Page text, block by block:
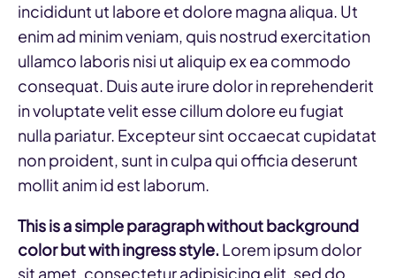
incididunt ut labore et dolore magna aliqua. Ut
enim ad minim veniam, quis nostrud exercitation
ullamco laboris nisi ut aliquip ex ea commodo
consequat. Duis aute irure dolor in reprehenderit
in voluptate velit esse cillum dolore eu fugiat
nulla pariatur. Excepteur sint occaecat cupidatat
non proident, sunt in culpa qui officia deserunt
mollit anim id est laborum.
This is a simple paragraph without background
color but with ingress style. Lorem ipsum dolor
sit amet, consectetur adipisicing elit, sed do